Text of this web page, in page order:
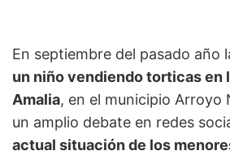
En septiembre del pasado año
un niño vendiendo torticas en
Amalia, en el municipio Arroyo
un amplio debate en redes
actual situación de los